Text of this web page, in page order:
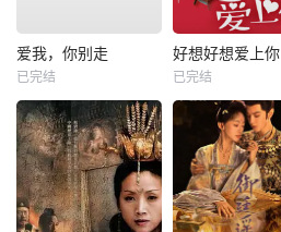
爱我，你别走
已完结
好想好想爱上你
已完结